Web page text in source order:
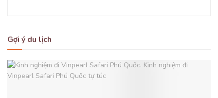
Gợi ý du lịch